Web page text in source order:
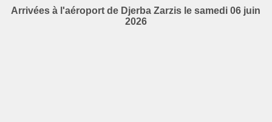
Arrivées à l'aéroport de Djerba Zarzis le samedi 06 juin
2026